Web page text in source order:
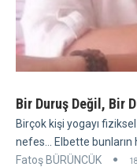
Bir Duruş Değil, Bir
Birçok kişi yogayı
nefes... Elbette bunların
Fatoş BÜRÜNCÜK